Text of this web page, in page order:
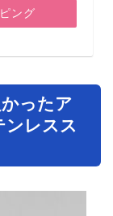
ング
ったア
ンレスス